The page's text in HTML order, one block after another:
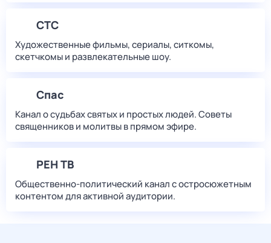
СТС
Художественные фильмы, сериалы, ситкомы,
скетчкомы и развлекательные шоу.
Спас
Канал о судьбах святых и простых людей. Советы
священников и молитвы в прямом эфире.
РЕН ТВ
Общественно-политический канал с остросюжетным
контентом для активной аудитории.